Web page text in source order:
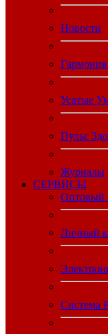
Новости
Усатые
Пульс
Журналы
CЕРВИСЫ
Оптовый
Личный
Система